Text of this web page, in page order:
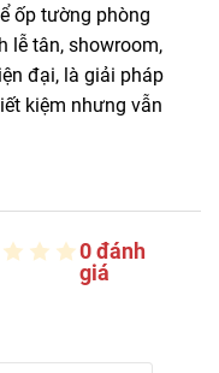
ốp tường phòng
lễ tân, showroom,
đại, là giải pháp
kiệm nhưng vẫn
0 đánh
giá